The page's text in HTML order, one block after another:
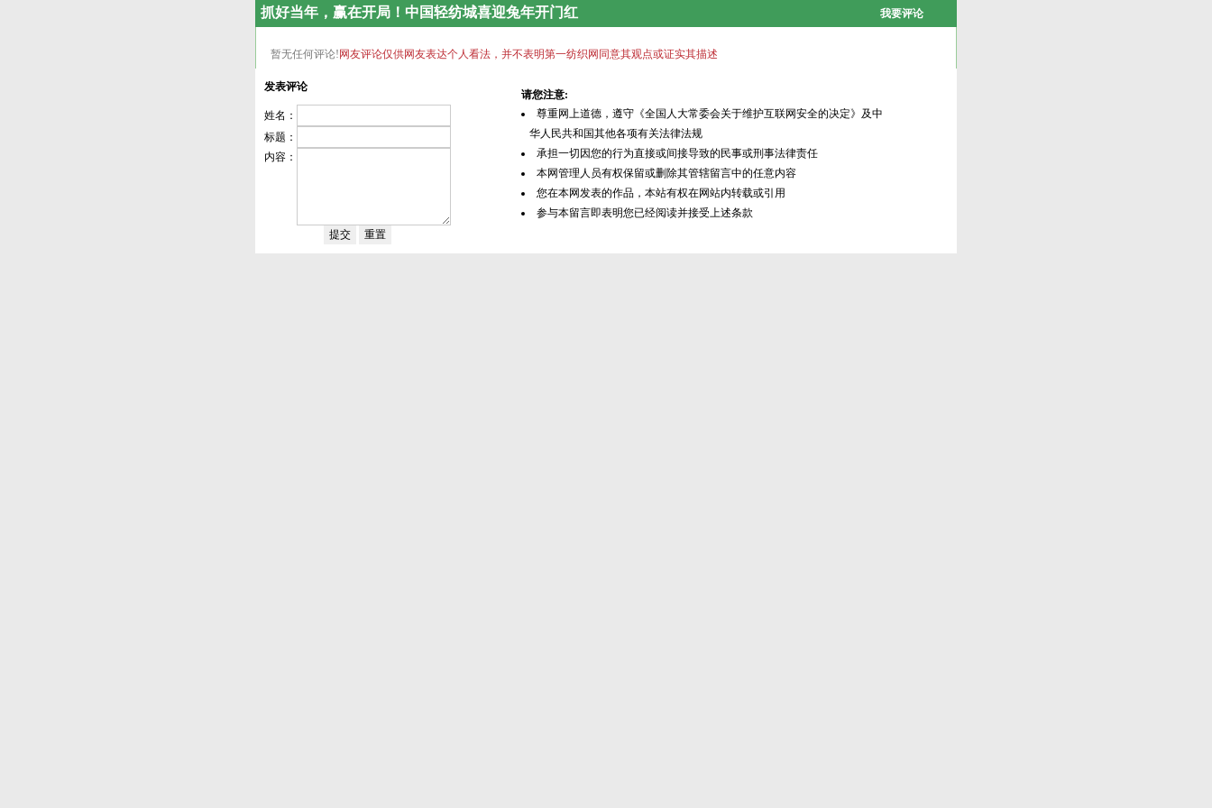
抓好当年，赢在开局！中国轻纺城喜迎兔年开门红 我要评论
暂无任何评论! 网友评论仅供网友表达个人看法，并不表明第一纺织网同意其观点或证实其描述
发表评论
姓名：
标题：
内容：
请您注意:
尊重网上道德，遵守《全国人大常委会关于维护互联网安全的决定》及中
华人民共和国其他各项有关法律法规
承担一切因您的行为直接或间接导致的民事或刑事法律责任
本网管理人员有权保留或删除其管辖留言中的任意内容
您在本网发表的作品，本站有权在网站内转载或引用
参与本留言即表明您已经阅读并接受上述条款